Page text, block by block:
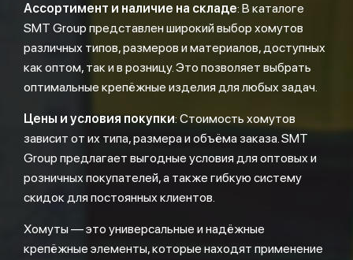
Ассортимент и наличие на складе: В каталоге
SMT Group представлен широкий выбор хомутов
различных типов, размеров и материалов, доступных
как оптом, так и в розницу. Это позволяет выбрать
оптимальные крепёжные изделия для любых задач.
Цены и условия покупки: Стоимость хомутов
зависит от их типа, размера и объёма заказа. SMT
Group предлагает выгодные условия для оптовых и
розничных покупателей, а также гибкую систему
скидок для постоянных клиентов.
Хомуты — это универсальные и надёжные
крепёжные элементы, которые находят применение